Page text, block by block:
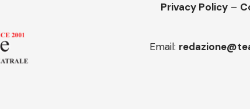
Privacy Policy –
Email: